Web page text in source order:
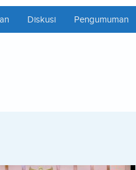
Diskusi Pengumuman